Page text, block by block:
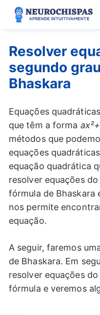
Pular
para
Resolver
segundo
Bhaskara
Equações
que têm a forma
métodos que
equações
equação quadrática
resolver equações
fórmula de Bhaskara
nos permite
equação.
A seguir, faremos
de Bhaskara. Em
resolver equações
fórmula e veremos